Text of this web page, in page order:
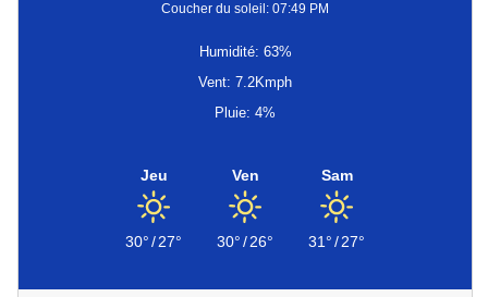
Coucher du soleil: 07:49 PM
Humidité: 63%
Vent: 7.2Kmph
Pluie: 4%
Jeu
30°/27°
Ven
30°/26°
Sam
31°/27°